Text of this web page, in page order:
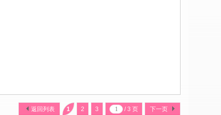
1 2 3 / 3 页 下一页
返回列表